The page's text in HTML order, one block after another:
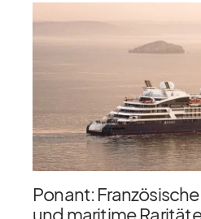
Ponant:
und maritime